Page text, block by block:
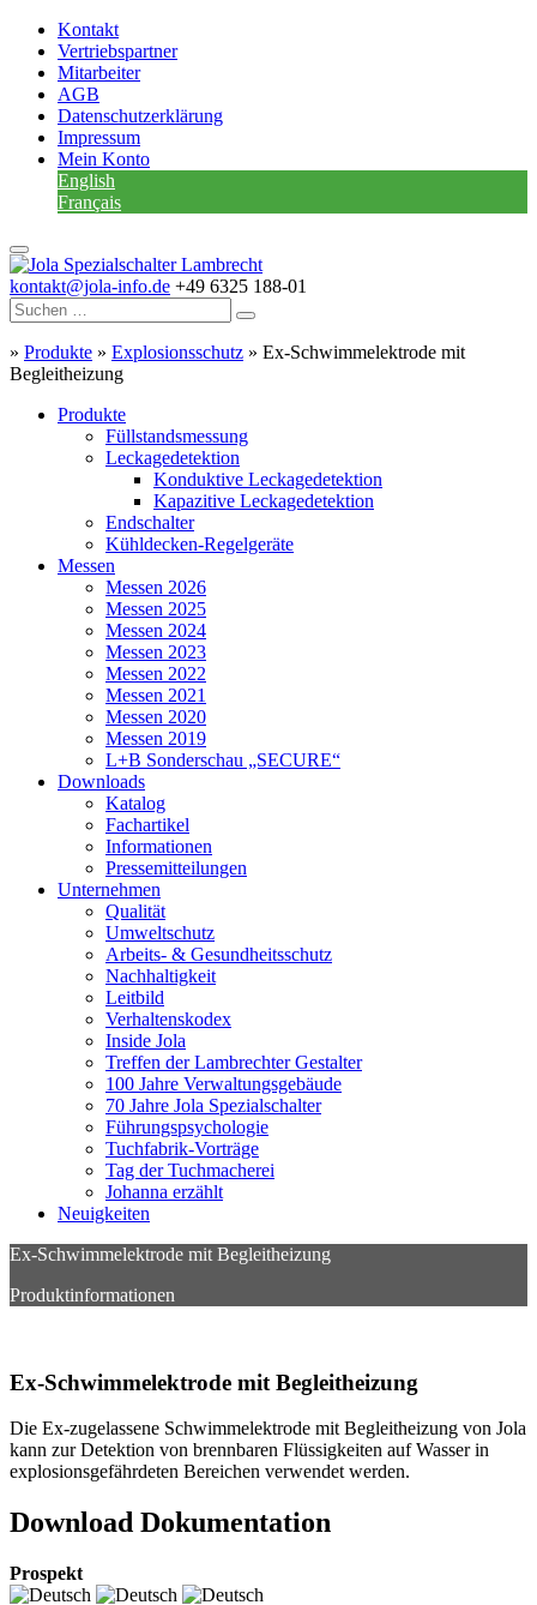
Kontakt
Vertriebspartner
Mitarbeiter
AGB
Datenschutzerklärung
Impressum
Mein Konto
English
Français
kontakt@jola-info.de +49 6325 188-01
» Produkte » Explosionsschutz » Ex-Schwimmelektrode mit
Begleitheizung
Produkte
Füllstandsmessung
Leckagedetektion
Konduktive Leckagedetektion
Kapazitive Leckagedetektion
Endschalter
Kühldecken-Regelgeräte
Messen
Messen 2026
Messen 2025
Messen 2024
Messen 2023
Messen 2022
Messen 2021
Messen 2020
Messen 2019
L+B Sonderschau „SECURE“
Downloads
Katalog
Fachartikel
Informationen
Pressemitteilungen
Unternehmen
Qualität
Umweltschutz
Arbeits- & Gesundheitsschutz
Nachhaltigkeit
Leitbild
Verhaltenskodex
Inside Jola
Treffen der Lambrechter Gestalter
100 Jahre Verwaltungsgebäude
70 Jahre Jola Spezialschalter
Führungspsychologie
Tuchfabrik-Vorträge
Tag der Tuchmacherei
Johanna erzählt
Neuigkeiten
Ex-Schwimmelektrode mit Begleitheizung
Produktinformationen
Ex-Schwimmelektrode mit Begleitheizung
Die Ex-zugelassene Schwimmelektrode mit Begleitheizung von Jola
kann zur Detektion von brennbaren Flüssigkeiten auf Wasser in
explosionsgefährdeten Bereichen verwendet werden.
Download Dokumentation
Prospekt